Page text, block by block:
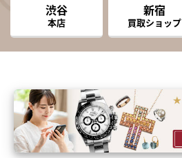
渋谷
本店
新宿
買取ショップ